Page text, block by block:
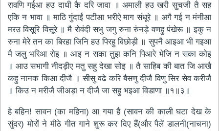
रावणि गईआ हउ दाधी कै दरि जावा ॥ अमाली हउ खरी सुचजी तै सह
एकि न भावा ॥ माठि गुंदाईं पटीआ भरीऐ माग संधूरे ॥ अगै गई न मंनीआ
मरउ विसूरि विसूरे ॥ मै रोवंदी सभु जगु रुना रुंनड़े वणहु पंखेरू ॥ इकु न
रुना मेरे तन का बिरहा जिनि हउ पिरहु विछोड़ी ॥ सुपनै आइआ भी गइआ
मै जलु भरिआ रोइ ॥ आइ न सका तुझ कनि पिआरे भेजि न सका कोइ
॥ आउ सभागी नीदड़ीए मतु सहु देखा सोइ ॥ तै साहिब की बात जि आखै
कहु नानक किआ दीजै ॥ सीसु वढे करि बैसणु दीजै विणु सिर सेव करीजै
॥ किउ न मरीजै जीअड़ा न दीजै जा सहु भइआ विडाणा ॥१॥३॥
हे बहिन! सावन (का महिना) आ गया है (सावन की काली घटा देख के
सुंदर) मोरों ने मीठे गीत गाने शुरू कर दिए हैं(और पैलें डालनी(नाचना)